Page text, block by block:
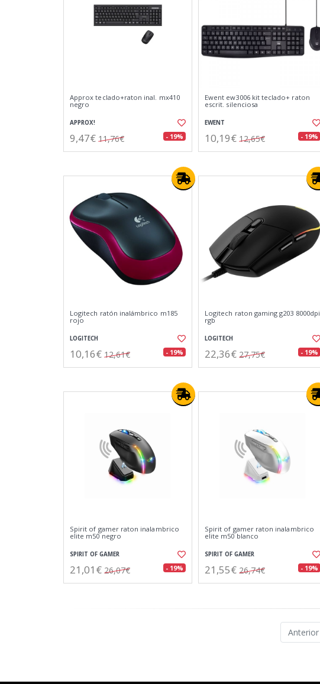
Approx teclado+raton inal. mx410
negro
APPROX!
9,47€ 11,76€ - 19%
Ewent ew3006 kit teclado+ raton
escrit. silenciosa
EWENT
10,19€ 12,65€ - 19%
Logitech ratón inalámbrico m185
rojo
LOGITECH
10,16€ 12,61€ - 19%
Logitech raton gaming g203 8000dpi
rgb
LOGITECH
22,36€ 27,75€ - 19%
Spirit of gamer raton inalambrico
elite m50 negro
SPIRIT OF GAMER
21,01€ 26,07€ - 19%
Spirit of gamer raton inalambrico
elite m50 blanco
SPIRIT OF GAMER
21,55€ 26,74€ - 19%
Anterior